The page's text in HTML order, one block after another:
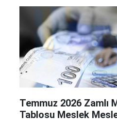
Temmuz 2026 Zamlı
Tablosu Meslek